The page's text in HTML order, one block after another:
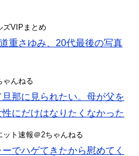
ズVIPまとめ
重さゆみ、20代最後の写真
ゃんねる
那に見られたい。母が父を
にだけはなりたくなかった
ト速報＠2ちゃんねる
でハゲてきたから慰めてく